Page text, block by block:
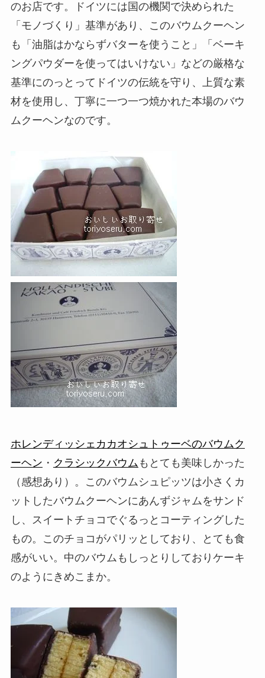
のお店です。ドイツには国の機関で決められた
「モノづくり」基準があり、このバウムクーヘン
も「油脂はかならずバターを使うこと」「ベーキ
ングパウダーを使ってはいけない」などの厳格な
基準にのっとってドイツの伝統を守り、上質な素
材を使用し、丁寧に一つ一つ焼かれた本場のバウ
ムクーヘンなのです。
ホレンディッシェカカオシュトゥーベのバウムク
ーヘン ・ クラシックバウム もとても美味しかった
（感想あり）。このバウムシュピッツは小さくカ
ットしたバウムクーヘンにあんずジャムをサンド
し、スイートチョコでぐるっとコーティングした
もの。このチョコがパリッとしており、とても食
感がいい。中のバウムもしっとりしておりケーキ
のようにきめこまか。